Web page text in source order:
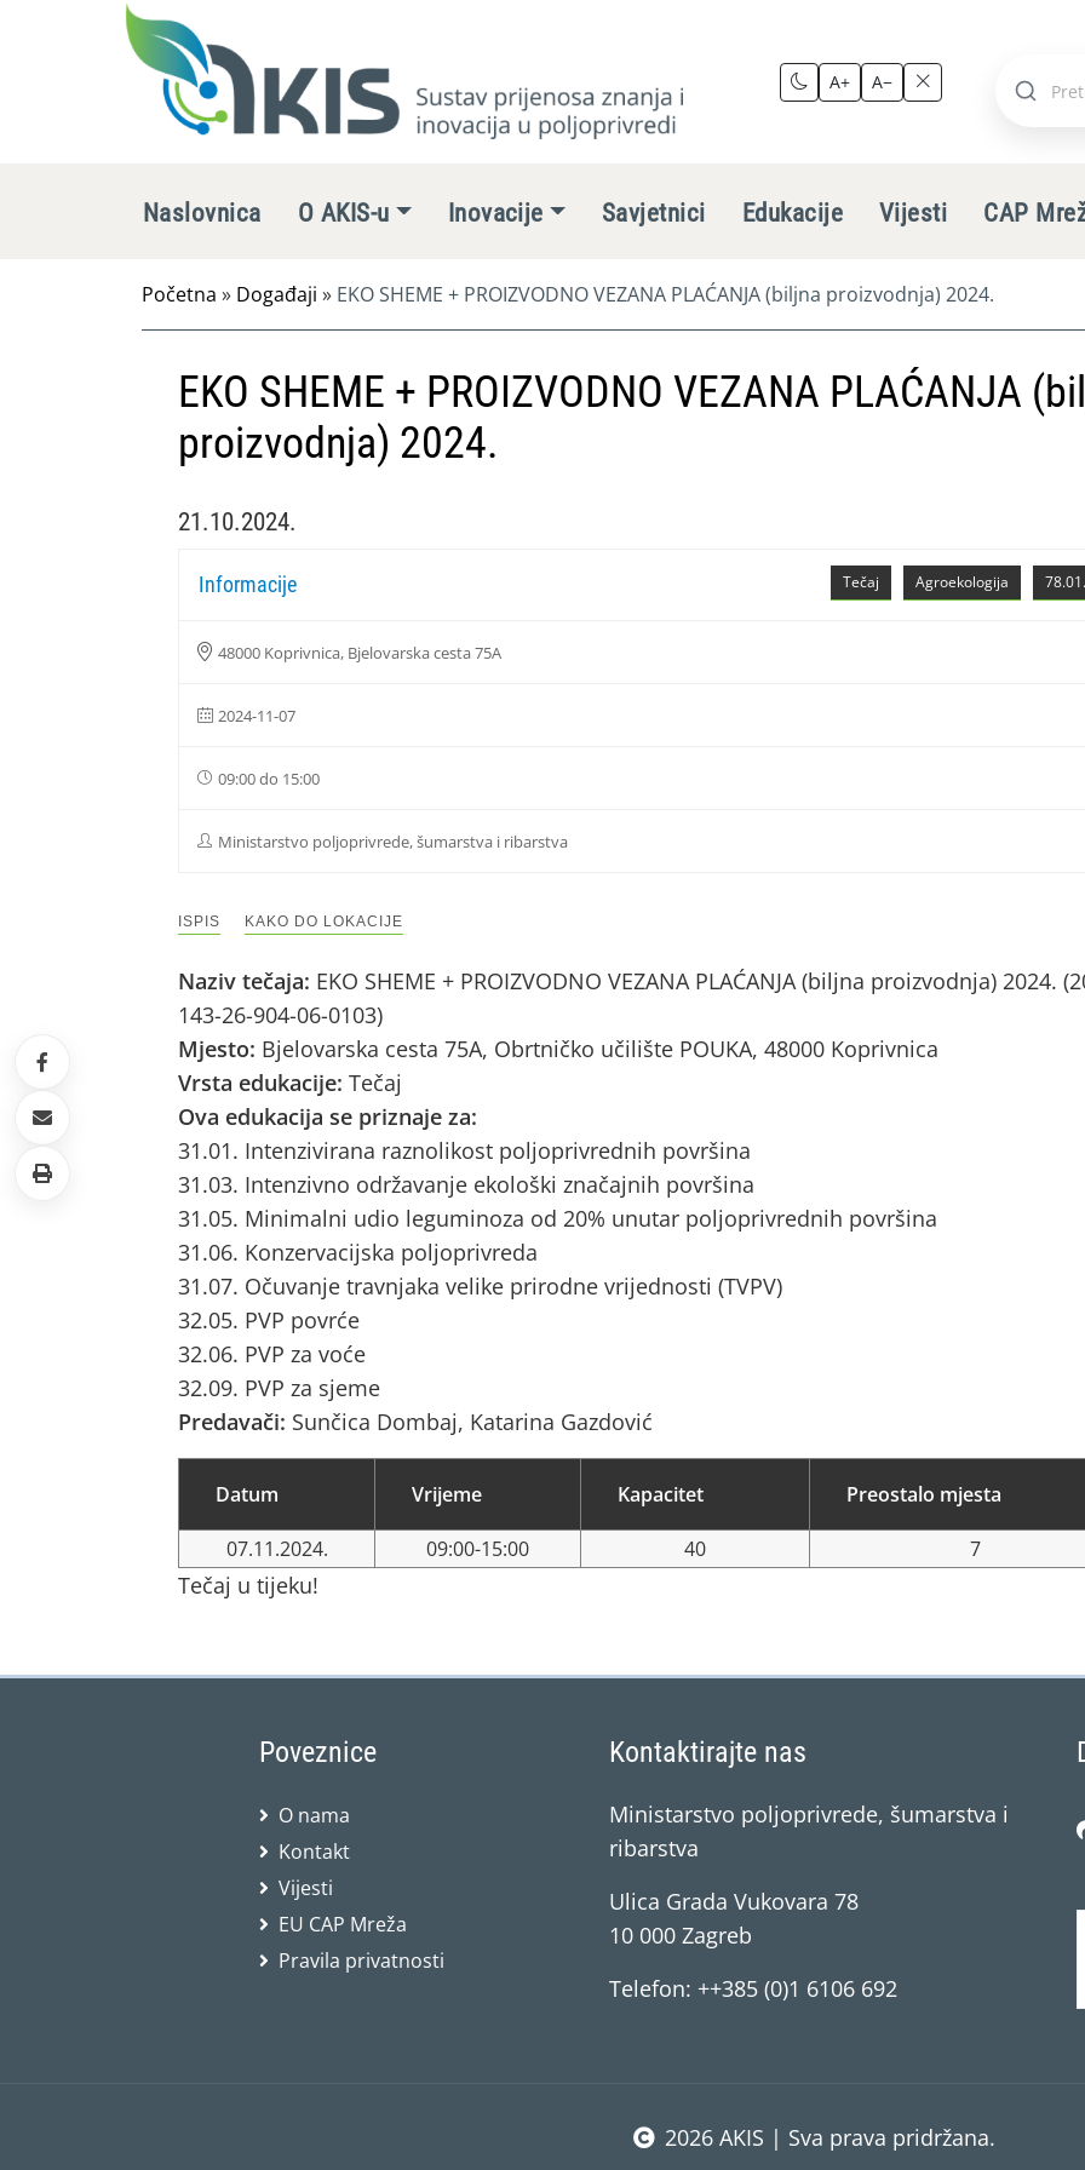
A+ A−
Pretraži
Naslovnica O AKIS-u Inovacije Savjetnici Edukacije Vijesti CAP
Početna » Događaji » EKO SHEME + PROIZVODNO VEZANA PLAĆANJA (biljna proizvodnja) 2024.
EKO SHEME + PROIZVODNO VEZANA PLAĆANJA
proizvodnja) 2024.
21.10.2024.
Agroekologija
Tečaj
Informacije
48000 Koprivnica, Bjelovarska cesta 75A
2024-11-07
09:00 do 15:00
Ministarstvo poljoprivrede, šumarstva i ribarstva
ISPIS KAKO DO LOKACIJE
Naziv tečaja: EKO SHEME + PROIZVODNO VEZANA PLAĆANJA (biljna proizvodnja) 2024.
143-26-904-06-0103)
Mjesto: Bjelovarska cesta 75A, Obrtničko učilište POUKA, 48000 Koprivnica
Vrsta edukacije: Tečaj
Ova edukacija se priznaje za:
31.01. Intenzivirana raznolikost poljoprivrednih površina
31.03. Intenzivno održavanje ekološki značajnih površina
31.05. Minimalni udio leguminoza od 20% unutar poljoprivrednih površina
31.06. Konzervacijska poljoprivreda
31.07. Očuvanje travnjaka velike prirodne vrijednosti (TVPV)
32.05. PVP povrće
32.06. PVP za voće
32.09. PVP za sjeme
Predavači: Sunčica Dombaj, Katarina Gazdović
Datum Vrijeme Kapacitet Preostalo mjesta
07.11.2024. 09:00-15:00 40 7
Tečaj u tijeku!
Poveznice
O nama
Kontakt
Vijesti
EU CAP Mreža
Pravila privatnosti
Kontaktirajte nas
Ministarstvo poljoprivrede, šumarstva i
ribarstva
Ulica Grada Vukovara 78
10 000 Zagreb
Telefon: ++385 (0)1 6106 692
2026 AKIS | Sva prava pridržana.